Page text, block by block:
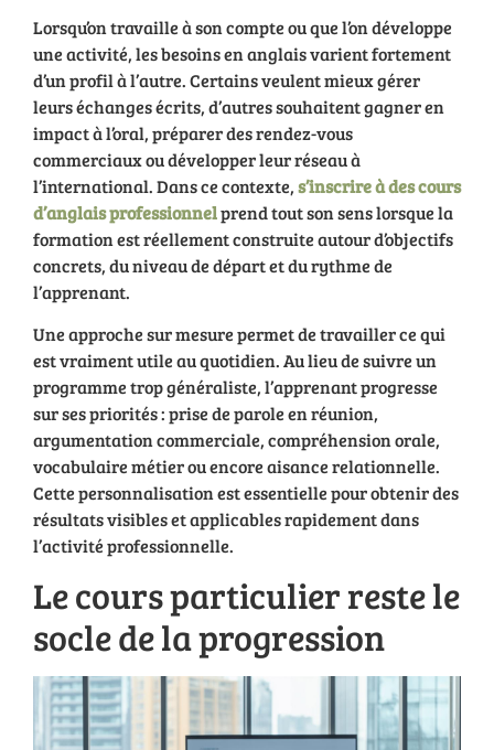
Lorsqu’on travaille à son compte ou que l’on développe
une activité, les besoins en anglais varient fortement
d’un profil à l’autre. Certains veulent mieux gérer
leurs échanges écrits, d’autres souhaitent gagner en
impact à l’oral, préparer des rendez-vous
commerciaux ou développer leur réseau à
l’international. Dans ce contexte,s’inscrire à des cours
d’anglais professionnelprend tout son sens lorsque la
formation est réellement construite autour d’objectifs
concrets, du niveau de départ et du rythme de
l’apprenant.
Une approche sur mesure permet de travailler ce qui
est vraiment utile au quotidien. Au lieu de suivre un
programme trop généraliste, l’apprenant progresse
sur ses priorités : prise de parole en réunion,
argumentation commerciale, compréhension orale,
vocabulaire métier ou encore aisance relationnelle.
Cette personnalisation est essentielle pour obtenir des
résultats visibles et applicables rapidement dans
l’activité professionnelle.
Le cours particulier reste le
socle de la progression